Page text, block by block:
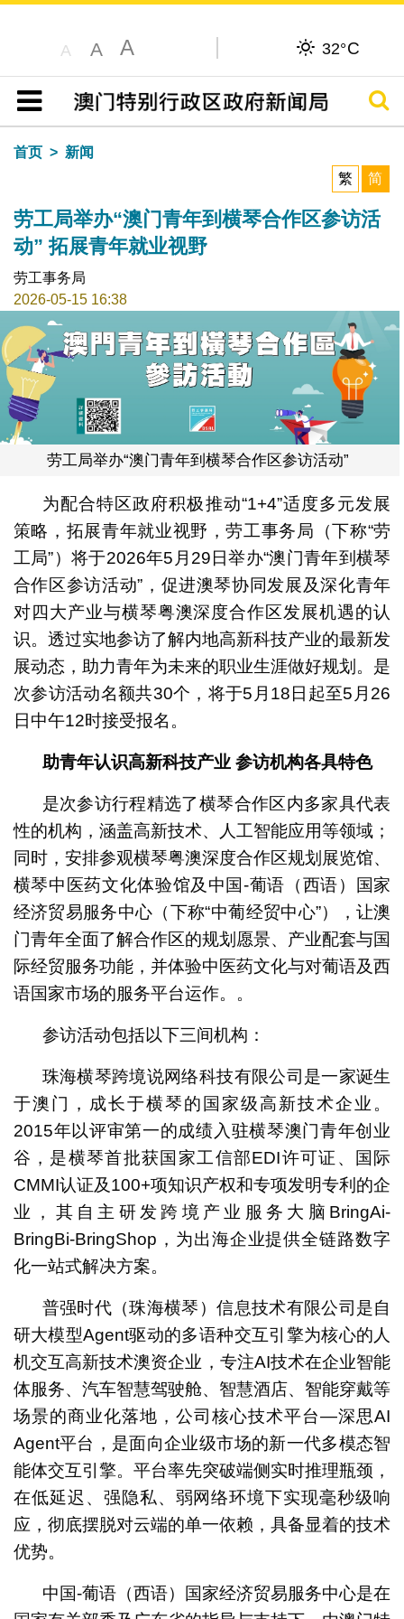
A A A 32°C
目录
搜寻
首页
新闻
繁
简
劳工局举办“澳门青年到横琴合作区参访活
动” 拓展青年就业视野
劳工事务局
2026-05-15 16:38
劳工局举办“澳门青年到横琴合作区参访活动”
为配合特区政府积极推动“1+4”适度多元发展
策略，拓展青年就业视野，劳工事务局（下称“劳
工局”）将于2026年5月29日举办“澳门青年到横琴
合作区参访活动”，促进澳琴协同发展及深化青年
对四大产业与横琴粤澳深度合作区发展机遇的认
识。透过实地参访了解内地高新科技产业的最新发
展动态，助力青年为未来的职业生涯做好规划。是
次参访活动名额共30个，将于5月18日起至5月26
日中午12时接受报名。
助青年认识高新科技产业 参访机构各具特色
是次参访行程精选了横琴合作区内多家具代表
性的机构，涵盖高新技术、人工智能应用等领域；
同时，安排参观横琴粤澳深度合作区规划展览馆、
横琴中医药文化体验馆及中国-葡语（西语）国家
经济贸易服务中心（下称“中葡经贸中心”），让澳
门青年全面了解合作区的规划愿景、产业配套与国
际经贸服务功能，并体验中医药文化与对葡语及西
语国家市场的服务平台运作。。
参访活动包括以下三间机构：
珠海横琴跨境说网络科技有限公司是一家诞生
于澳门，成长于横琴的国家级高新技术企业。
2015年以评审第一的成绩入驻横琴澳门青年创业
谷，是横琴首批获国家工信部EDI许可证、国际
CMMI认证及100+项知识产权和专项发明专利的企
业，其自主研发跨境产业服务大脑BringAi-
BringBi-BringShop，为出海企业提供全链路数字
化一站式解决方案。
普强时代（珠海横琴）信息技术有限公司是自
研大模型Agent驱动的多语种交互引擎为核心的人
机交互高新技术澳资企业，专注AI技术在企业智能
体服务、汽车智慧驾驶舱、智慧酒店、智能穿戴等
场景的商业化落地，公司核心技术平台—深思AI
Agent平台，是面向企业级市场的新一代多模态智
能体交互引擎。平台率先突破端侧实时推理瓶颈，
在低延迟、强隐私、弱网络环境下实现毫秒级响
应，彻底摆脱对云端的单一依赖，具备显着的技术
优势。
中国-葡语（西语）国家经济贸易服务中心是在